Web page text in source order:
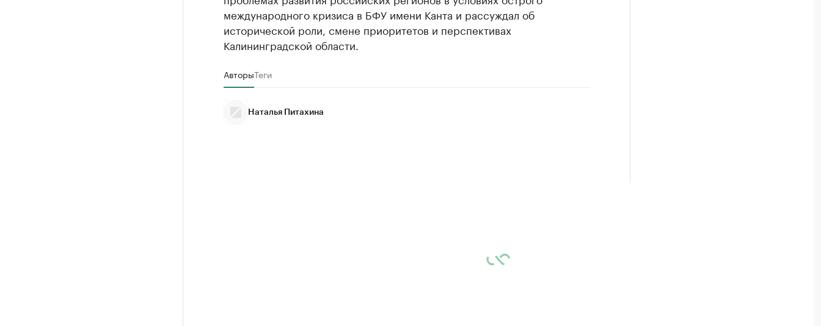
международного кризиса в БФУ имени Канта и рассуждал об
исторической роли, смене приоритетов и перспективах
Калининградской области.
АвторыТеги
Наталья Питахина